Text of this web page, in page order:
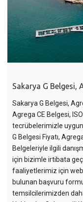
Sakarya G Belgesi,
Sakarya G Belgesi,
Agrega CE Belgesi,
tecrübelerimizle
G Belgesi Fiyatı,
Belgeleriyle ilgili
için bizimle irtibata
faaliyetlerimiz için web
bulunan başvuru
temsilcilerimizden